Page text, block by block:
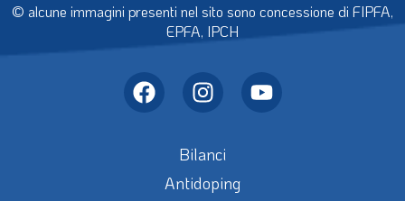
© alcune immagini presenti nel sito sono concessione di FIPFA,
EPFA, IPCH
Bilanci
Antidoping